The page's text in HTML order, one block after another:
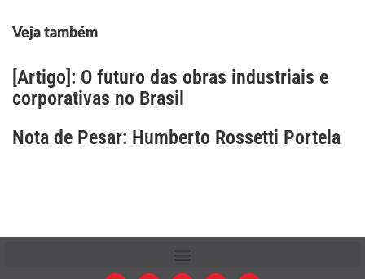
Veja também
[Artigo]: O futuro das obras industriais e
corporativas no Brasil
Nota de Pesar: Humberto Rossetti Portela